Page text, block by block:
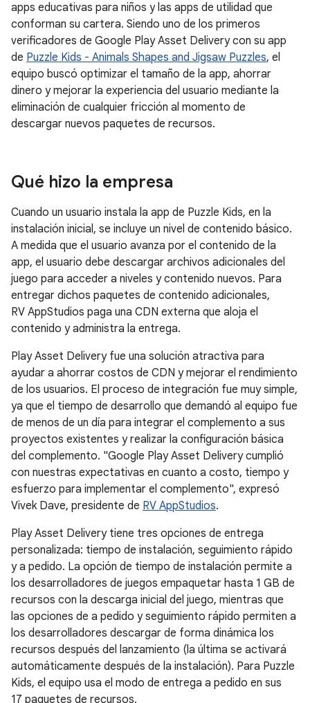
apps educativas para niños y las apps de utilidad que
conforman su cartera. Siendo uno de los primeros
verificadores de Google Play Asset Delivery con su app
de Puzzle Kids - Animals Shapes and Jigsaw Puzzles, el
equipo buscó optimizar el tamaño de la app, ahorrar
dinero y mejorar la experiencia del usuario mediante la
eliminación de cualquier fricción al momento de
descargar nuevos paquetes de recursos.
Qué hizo la empresa
Cuando un usuario instala la app de Puzzle Kids, en la
instalación inicial, se incluye un nivel de contenido básico.
A medida que el usuario avanza por el contenido de la
app, el usuario debe descargar archivos adicionales del
juego para acceder a niveles y contenido nuevos. Para
entregar dichos paquetes de contenido adicionales,
RV AppStudios paga una CDN externa que aloja el
contenido y administra la entrega.
Play Asset Delivery fue una solución atractiva para
ayudar a ahorrar costos de CDN y mejorar el rendimiento
de los usuarios. El proceso de integración fue muy simple,
ya que el tiempo de desarrollo que demandó al equipo fue
de menos de un día para integrar el complemento a sus
proyectos existentes y realizar la configuración básica
del complemento. "Google Play Asset Delivery cumplió
con nuestras expectativas en cuanto a costo, tiempo y
esfuerzo para implementar el complemento", expresó
Vivek Dave, presidente de RV AppStudios.
Play Asset Delivery tiene tres opciones de entrega
personalizada: tiempo de instalación, seguimiento rápido
y a pedido. La opción de tiempo de instalación permite a
los desarrolladores de juegos empaquetar hasta 1 GB de
recursos con la descarga inicial del juego, mientras que
las opciones de a pedido y seguimiento rápido permiten a
los desarrolladores descargar de forma dinámica los
recursos después del lanzamiento (la última se activará
automáticamente después de la instalación). Para Puzzle
Kids, el equipo usa el modo de entrega a pedido en sus
17 paquetes de recursos.